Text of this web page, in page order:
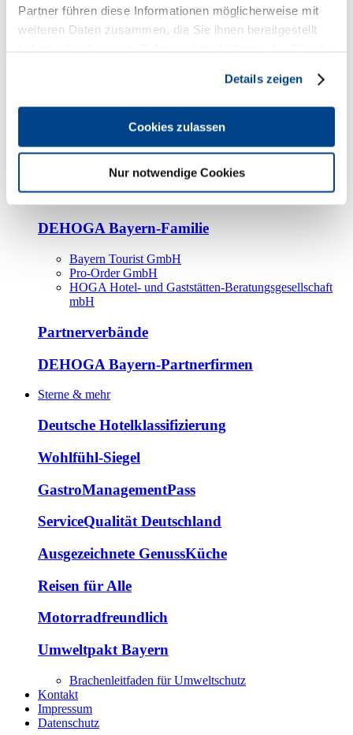
Partner führen diese Informationen möglicherweise mit
weiteren Daten zusammen, die Sie ihnen bereitgestellt
Details zeigen
Cookies zulassen
Nur notwendige Cookies
Kooperationspartner
Tourismusorganisationen
Bayern Tourismus Marketing GmbH
DEHOGA-Familie
Bundesverband
Fachverbände
DEHOGA Bayern-Familie
Bayern Tourist GmbH
Pro-Order GmbH
HOGA Hotel- und Gaststätten-Beratungsgesellschaft
mbH
Partnerverbände
DEHOGA Bayern-Partnerfirmen
Sterne & mehr
Deutsche Hotelklassifizierung
Wohlfühl-Siegel
GastroManagementPass
ServiceQualität Deutschland
Ausgezeichnete GenussKüche
Reisen für Alle
Motorradfreundlich
Umweltpakt Bayern
Brachenleitfaden für Umweltschutz
Kontakt
Impressum
Datenschutz